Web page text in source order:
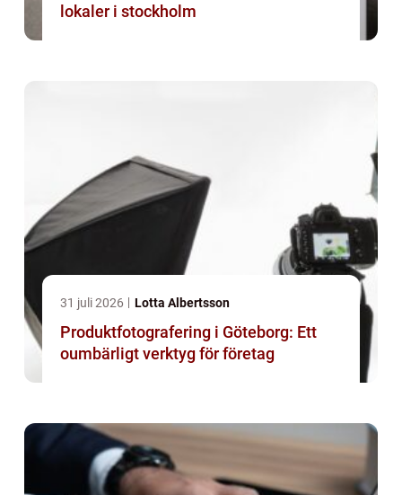
lokaler i stockholm
31 juli 2026 Lotta Albertsson
Produktfotografering i Göteborg: Ett
oumbärligt verktyg för företag